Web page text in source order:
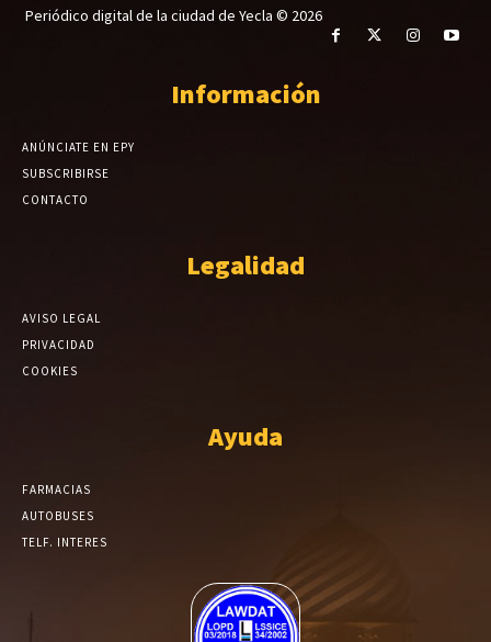
Periódico digital de la ciudad de Yecla © 2026
Información
ANÚNCIATE EN EPY
SUBSCRIBIRSE
CONTACTO
Legalidad
AVISO LEGAL
PRIVACIDAD
COOKIES
Ayuda
FARMACIAS
AUTOBUSES
TELF. INTERES